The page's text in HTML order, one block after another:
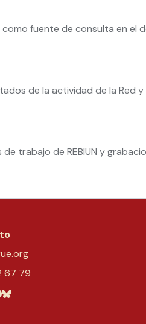
fuente de consulta en el
de la actividad de la Red
trabajo de REBIUN y
67 79